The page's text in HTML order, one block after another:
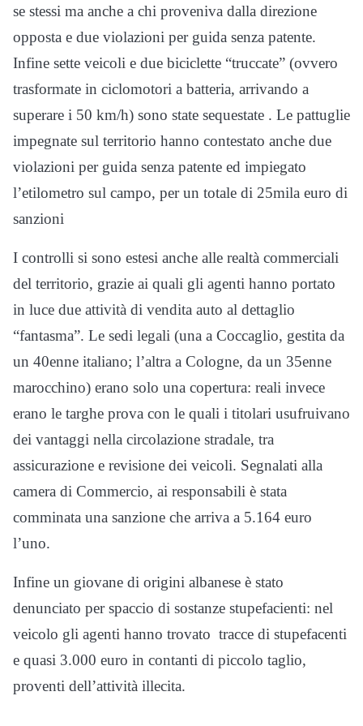
se stessi ma anche a chi proveniva dalla direzione
opposta e due violazioni per guida senza patente.
Infine sette veicoli e due biciclette “truccate” (ovvero
trasformate in ciclomotori a batteria, arrivando a
superare i 50 km/h) sono state sequestate . Le pattuglie
impegnate sul territorio hanno contestato anche due
violazioni per guida senza patente ed impiegato
l’etilometro sul campo, per un totale di 25mila euro di
sanzioni
I controlli si sono estesi anche alle realtà commerciali
del territorio, grazie ai quali gli agenti hanno portato
in luce due attività di vendita auto al dettaglio
“fantasma”. Le sedi legali (una a Coccaglio, gestita da
un 40enne italiano; l’altra a Cologne, da un 35enne
marocchino) erano solo una copertura: reali invece
erano le targhe prova con le quali i titolari usufruivano
dei vantaggi nella circolazione stradale, tra
assicurazione e revisione dei veicoli. Segnalati alla
camera di Commercio, ai responsabili è stata
comminata una sanzione che arriva a 5.164 euro
l’uno.
Infine un giovane di origini albanese è stato
denunciato per spaccio di sostanze stupefacienti: nel
veicolo gli agenti hanno trovato tracce di stupefacenti
e quasi 3.000 euro in contanti di piccolo taglio,
proventi dell’attività illecita.